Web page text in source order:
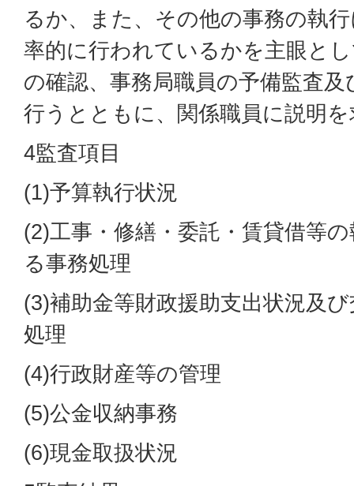
るか、また、その他の事務の執
率的に行われているかを主眼と
の確認、事務局職員の予備監査
行うとともに、関係職員に説明
4監査項目
(1)予算執行状況
(2)工事・修繕・委託・賃貸借等
る事務処理
(3)補助金等財政援助支出状況及
処理
(4)行政財産等の管理
(5)公金収納事務
(6)現金取扱状況